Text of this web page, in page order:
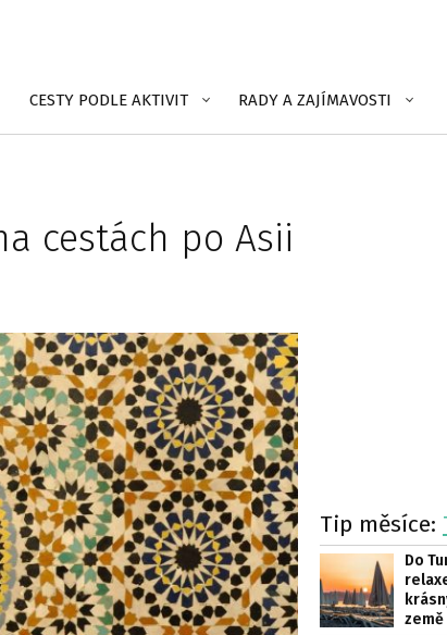
CESTY PODLE AKTIVIT RADY A ZAJÍMAVOSTI
cestách po Asii
Tip měsíce:
Do
země